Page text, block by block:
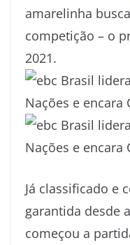
amarelinha
competição – o
2021.
Já classificado e
garantida desde
começou a